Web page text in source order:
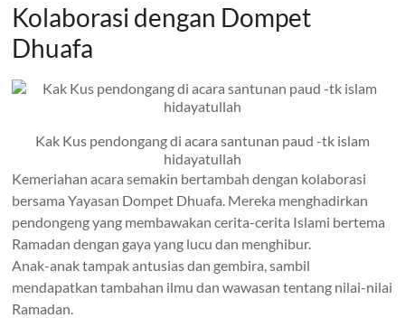
Kolaborasi dengan Dompet
Dhuafa
Kak Kus pendongang di acara santunan paud -tk islam
hidayatullah
Kemeriahan acara semakin bertambah dengan kolaborasi
bersama Yayasan Dompet Dhuafa. Mereka menghadirkan
pendongeng yang membawakan cerita-cerita Islami bertema
Ramadan dengan gaya yang lucu dan menghibur.
Anak-anak tampak antusias dan gembira, sambil
mendapatkan tambahan ilmu dan wawasan tentang nilai-nilai
Ramadan.